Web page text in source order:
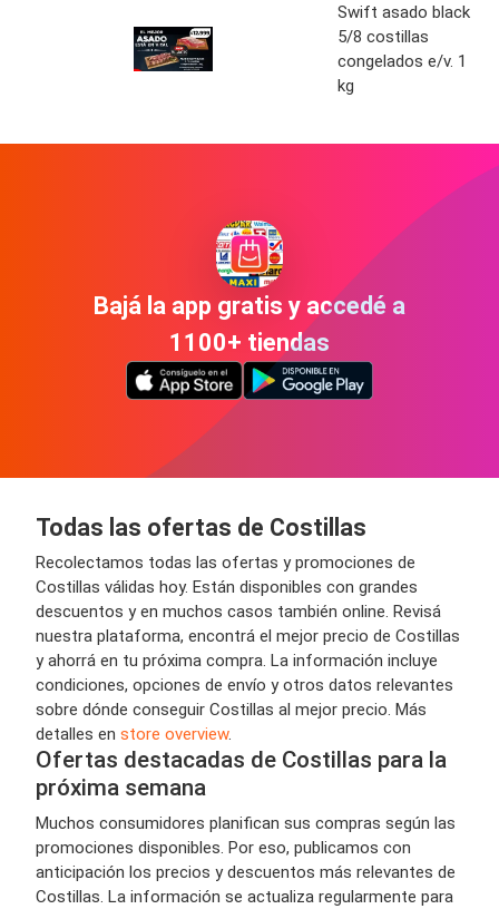
Swift asado black
5/8 costillas
congelados e/v. 1
kg
Bajá la app gratis y accedé a
1100+ tiendas
Todas las ofertas de Costillas
Recolectamos todas las ofertas y promociones de
Costillas válidas hoy. Están disponibles con grandes
descuentos y en muchos casos también online. Revisá
nuestra plataforma, encontrá el mejor precio de Costillas
y ahorrá en tu próxima compra. La información incluye
condiciones, opciones de envío y otros datos relevantes
sobre dónde conseguir Costillas al mejor precio. Más
detalles en store overview.
Ofertas destacadas de Costillas para la
próxima semana
Muchos consumidores planifican sus compras según las
promociones disponibles. Por eso, publicamos con
anticipación los precios y descuentos más relevantes de
Costillas. La información se actualiza regularmente para